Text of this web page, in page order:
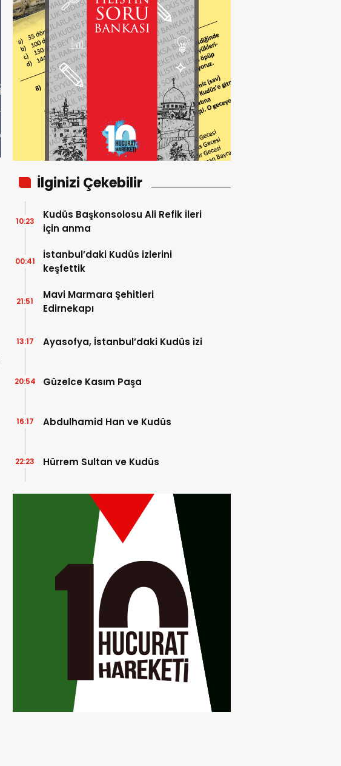
İlginizi Çekebilir
Kudüs Başkonsolosu Ali Refik İleri
için anma
10:23
İstanbul’daki Kudüs izlerini
keşfettik
00:41
Mavi Marmara Şehitleri
Edirnekapı
21:51
Ayasofya, İstanbul’daki Kudüs izi
13:17
Güzelce Kasım Paşa
20:54
Abdulhamid Han ve Kudüs
16:17
Hürrem Sultan ve Kudüs
22:23